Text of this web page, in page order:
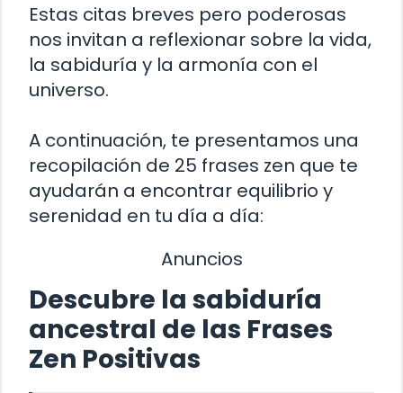
Estas citas breves pero poderosas
nos invitan a reflexionar sobre la vida,
la sabiduría y la armonía con el
universo.
A continuación, te presentamos una
recopilación de 25 frases zen que te
ayudarán a encontrar equilibrio y
serenidad en tu día a día:
Anuncios
Descubre la sabiduría
ancestral de las Frases
Zen Positivas